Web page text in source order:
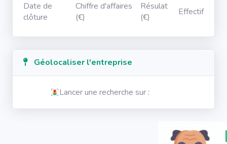
Date de
clôture
Chiffre d'affaires
(€)
Résulat
(€)
Effectif
Géolocaliser l'entreprise
Lancer une recherche sur :